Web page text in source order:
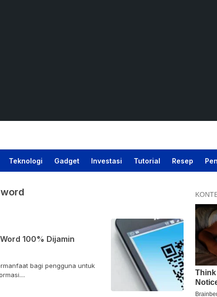
Teknologi Gadget Investasi Tutorial Resep
100% Dijamin
bagi pengguna untuk